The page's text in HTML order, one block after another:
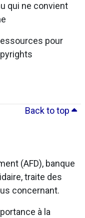
qui ne convient
pour
Back to top
(AFD), banque
traite des
concernant.
à la